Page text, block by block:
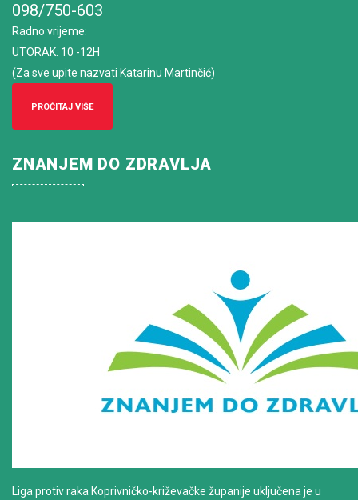
098/750-603
Radno vrijeme:
UTORAK: 10 -12H
(Za sve upite nazvati Katarinu Martinčić)
PROČITAJ VIŠE
ZNANJEM DO ZDRAVLJA
Liga protiv raka Koprivničko-križevačke županije uključena je u